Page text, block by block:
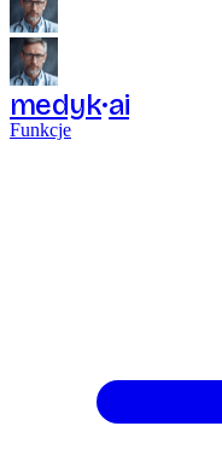
medyk ai
Funkcje